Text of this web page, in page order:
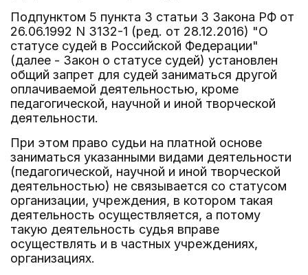
Подпунктом 5 пункта 3 статьи 3 Закона РФ от
26.06.1992 N 3132-1 (ред. от 28.12.2016) "О
статусе судей в Российской Федерации"
(далее - Закон о статусе судей) установлен
общий запрет для судей заниматься другой
оплачиваемой деятельностью, кроме
педагогической, научной и иной творческой
деятельности.
При этом право судьи на платной основе
заниматься указанными видами деятельности
(педагогической, научной и иной творческой
деятельностью) не связывается со статусом
организации, учреждения, в котором такая
деятельность осуществляется, а потому
такую деятельность судья вправе
осуществлять и в частных учреждениях,
организациях.